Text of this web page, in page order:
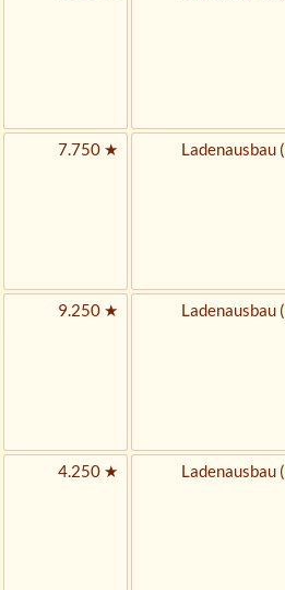
7.750 ★ Ladenausbau (
9.250 ★ Ladenausbau (
4.250 ★ Ladenausbau (